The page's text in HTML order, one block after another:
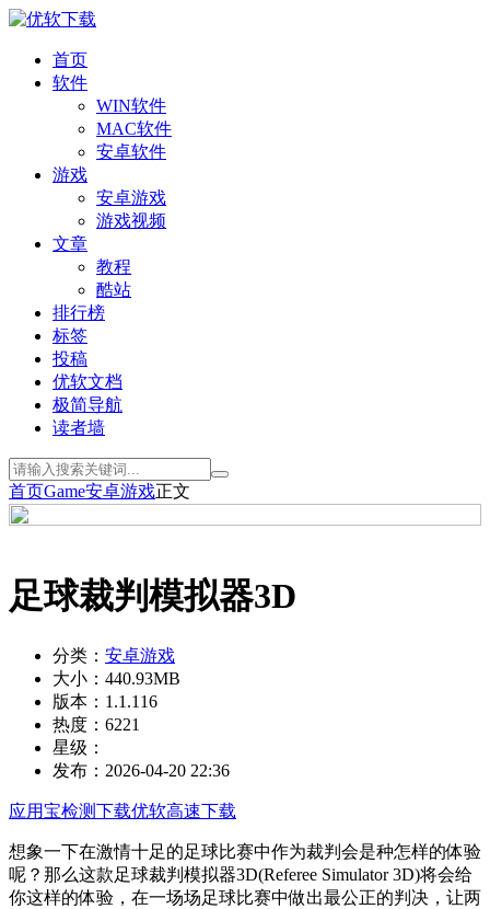
首页
软件
WIN软件
MAC软件
安卓软件
游戏
安卓游戏
游戏视频
文章
教程
酷站
排行榜
标签
投稿
优软文档
极简导航
读者墙
首页Game安卓游戏正文
足球裁判模拟器3D
分类： 安卓游戏
大小： 440.93MB
版本： 1.1.116
热度： 6221
星级：
发布： 2026-04-20 22:36
应用宝检测下载优软高速下载
想象一下在激情十足的足球比赛中作为裁判会是种怎样的体验
呢？那么这款足球裁判模拟器3D(Referee Simulator 3D)将会给
你这样的体验，在一场场足球比赛中做出最公正的判决，让两